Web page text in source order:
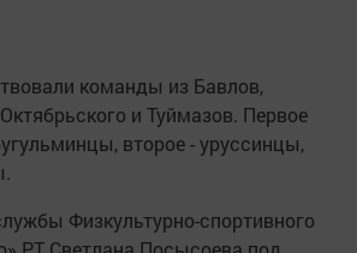
команды из Бавлов,
и Туймазов. Первое
второе - уруссинцы,
Физкультурно-спортивного